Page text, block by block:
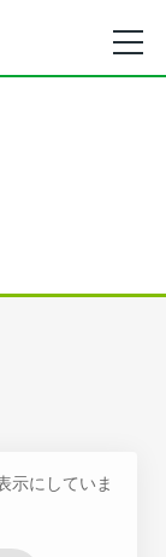
示にしていま